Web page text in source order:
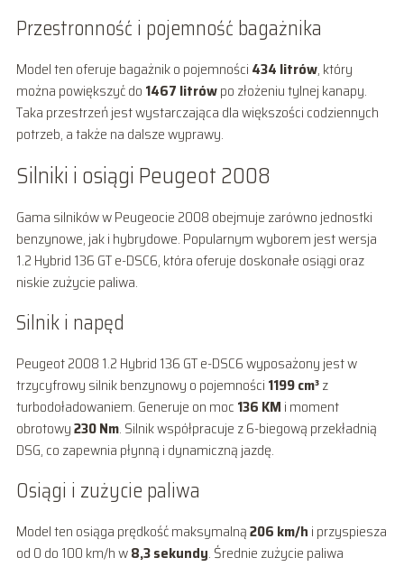
Przestronność i pojemność bagażnika
Model ten oferuje bagażnik o pojemności 434 litrów, który
można powiększyć do 1467 litrówpo złożeniu tylnej kanapy.
Taka przestrzeń jest wystarczająca dla większości codziennych
potrzeb, a także na dalsze wyprawy.
Silniki i osiągi Peugeot 2008
Gama silników w Peugeocie 2008 obejmuje zarówno jednostki
benzynowe, jak i hybrydowe. Popularnym wyborem jest wersja
1.2 Hybrid 136 GT e-DSC6, która oferuje doskonałe osiągi oraz
niskie zużycie paliwa.
Silnik i napęd
Peugeot 2008 1.2 Hybrid 136 GT e-DSC6 wyposażony jest w
trzycyfrowy silnik benzynowy o pojemności 1199 cm³z
turbodoładowaniem. Generuje on moc 136 KM i moment
obrotowy230 Nm. Silnik współpracuje z 6-biegową przekładnią
DSG, co zapewnia płynną i dynamiczną jazdę.
Osiągi i zużycie paliwa
Model ten osiąga prędkość maksymalną206 km/h i przyspiesza
od 0 do 100 km/h w8,3 sekundy. Średnie zużycie paliwa